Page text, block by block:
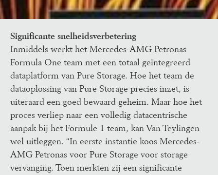
Significante snelheidsverbetering
Inmiddels werkt het Mercedes-AMG Petronas
Formula One team met een totaal geïntegreerd
dataplatform van Pure Storage. Hoe het team de
dataoplossing van Pure Storage precies inzet, is
uiteraard een goed bewaard geheim. Maar hoe het
proces verliep naar een volledig datacentrische
aanpak bij het Formule 1 team, kan Van Teylingen
wel uitleggen. “In eerste instantie koos Mercedes-
AMG Petronas voor Pure Storage voor storage
vervanging. Toen merkten zij een significante